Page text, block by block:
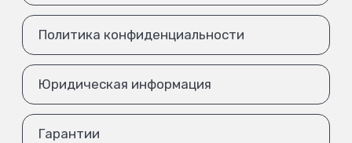
Политика конфиденциальности
Юридическая информация
Гарантии